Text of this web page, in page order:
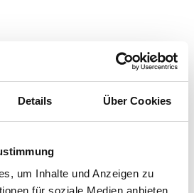
Details Über Cookies
um Inhalte und Anzeigen zu
für soziale Medien anbieten